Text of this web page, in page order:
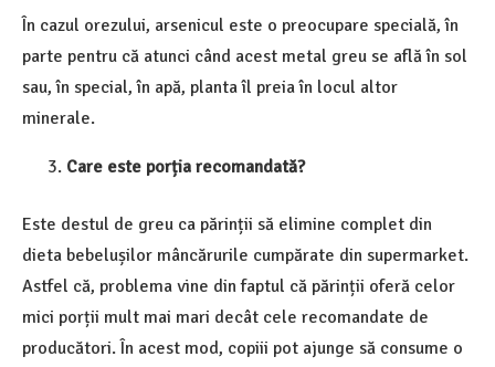
În cazul orezului, arsenicul este o preocupare specială, în
parte pentru că atunci când acest metal greu se află în sol
sau, în special, în apă, planta îl preia în locul altor
minerale.
Care este porția recomandată?
Este destul de greu ca părinții să elimine complet din
dieta bebelușilor mâncărurile cumpărate din supermarket.
Astfel că, problema vine din faptul că părinții oferă celor
mici porții mult mai mari decât cele recomandate de
producători. În acest mod, copiii pot ajunge să consume o